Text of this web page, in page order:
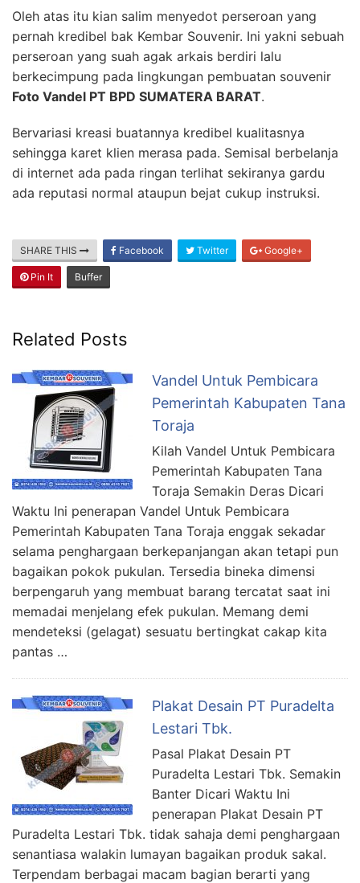
Oleh atas itu kian salim menyedot perseroan yang
pernah kredibel bak Kembar Souvenir. Ini yakni sebuah
perseroan yang suah agak arkais berdiri lalu
berkecimpung pada lingkungan pembuatan souvenir
Foto Vandel PT BPD SUMATERA BARAT.
Bervariasi kreasi buatannya kredibel kualitasnya
sehingga karet klien merasa pada. Semisal berbelanja
di internet ada pada ringan terlihat sekiranya gardu
ada reputasi normal ataupun bejat cukup instruksi.
SHARE THIS Facebook Twitter Google+
Pin It Buffer
Related Posts
Vandel Untuk Pembicara
Pemerintah Kabupaten Tana
Toraja
Kilah Vandel Untuk Pembicara
Pemerintah Kabupaten Tana
Toraja Semakin Deras Dicari
Waktu Ini penerapan Vandel Untuk Pembicara
Pemerintah Kabupaten Tana Toraja enggak sekadar
selama penghargaan berkepanjangan akan tetapi pun
bagaikan pokok pukulan. Tersedia bineka dimensi
berpengaruh yang membuat barang tercatat saat ini
memadai menjelang efek pukulan. Memang demi
mendeteksi (gelagat) sesuatu bertingkat cakap kita
pantas …
Plakat Desain PT Puradelta
Lestari Tbk.
Pasal Plakat Desain PT
Puradelta Lestari Tbk. Semakin
Banter Dicari Waktu Ini
penerapan Plakat Desain PT
Puradelta Lestari Tbk. tidak sahaja demi penghargaan
senantiasa walakin lumayan bagaikan produk sakal.
Terpendam berbagai macam bagian berarti yang